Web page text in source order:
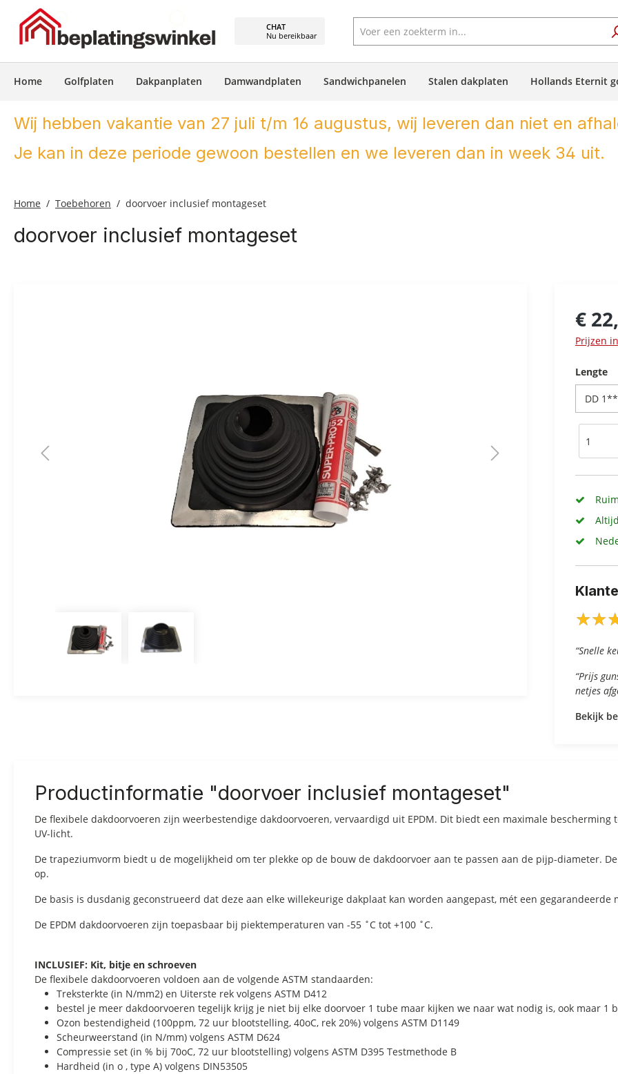
CHAT
Nu bereikbaar
Home Golfplaten Dakpanplaten Damwandplaten Sandwichpanelen Stalen dakplaten Hollands Eternit
Wij hebben vakantie van 27 juli t/m 16 augustus, wij leveren dan niet en
Je kan in deze periode gewoon bestellen en we leveren dan in week 34 uit.
Home Toebehoren doorvoer inclusief montageset
doorvoer inclusief montageset
€
Prijzen
Lengte
★★
★★
“Snelle
“Prijs
netjes
Bekijk
Productinformatie "doorvoer inclusief montageset"
De flexibele dakdoorvoeren zijn weerbestendige dakdoorvoeren, vervaardigd uit EPDM. Dit biedt een maximale
UV-licht.
De trapeziumvorm biedt u de mogelijkheid om ter plekke op de bouw de dakdoorvoer aan te passen aan de pijp-diameter.
op.
De basis is dusdanig geconstrueerd dat deze aan elke willekeurige dakplaat kan worden aangepast, mét een
De EPDM dakdoorvoeren zijn toepasbaar bij piektemperaturen van -55 ˚C tot +100 ˚C.
INCLUSIEF: Kit, bitje en schroeven
De flexibele dakdoorvoeren voldoen aan de volgende ASTM standaarden:
Treksterkte (in N/mm2) en Uiterste rek volgens ASTM D412
bestel je meer dakdoorvoeren tegelijk krijg je niet bij elke doorvoer 1 tube maar kijken we naar wat nodig is, ook maar 1
Ozon bestendigheid (100ppm, 72 uur blootstelling, 40oC, rek 20%) volgens ASTM D1149
Scheurweerstand (in N/mm) volgens ASTM D624
Compressie set (in % bij 70oC, 72 uur blootstelling) volgens ASTM D395 Testmethode B
Hardheid (in o , type A) volgens DIN53505